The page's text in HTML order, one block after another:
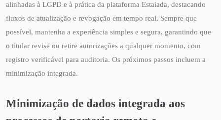
alinhadas à LGPD e à prática da plataforma Estaiada, destacando
fluxos de atualização e revogação em tempo real. Sempre que
possível, mantenha a experiência simples e segura, garantindo que
o titular revise ou retire autorizações a qualquer momento, com
registro verificável para auditoria. Os próximos passos incluem a
minimização integrada.
Minimização de dados integrada aos